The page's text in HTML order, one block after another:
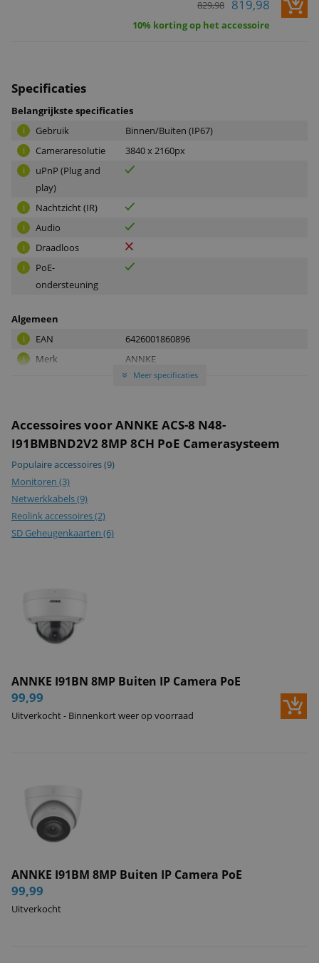
819,98
829,98
10% korting op het accessoire
Specificaties
Belangrijkste specificaties
i Gebruik Binnen/Buiten (IP67)
i Cameraresolutie 3840 x 2160px
i
uPnP (Plug and
play)
i Nachtzicht (IR)
i Audio
i Draadloos
i
PoE-
ondersteuning
Algemeen
i EAN 6426001860896
i Merk ANNKE
ACS-8 N48-I91BMBND2V2
Garantietype Carry-in
» Meer specificaties
Accessoires voor ANNKE ACS-8 N48-
I91BMBND2V2 8MP 8CH PoE Camerasysteem
Populaire accessoires(9)
Monitoren (3)
Netwerkkabels(9)
Reolink accessoires(2)
SD Geheugenkaarten (6)
ANNKE I91BN 8MP Buiten IP Camera PoE
99,99
Uitverkocht - Binnenkort weer op voorraad
ANNKE I91BM 8MP Buiten IP Camera PoE
99,99
Uitverkocht